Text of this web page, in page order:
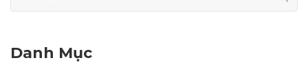
kiếm
Danh Mục